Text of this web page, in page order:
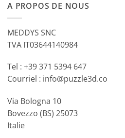
A PROPOS DE NOUS
MEDDYS SNC
TVA IT03644140984
Tel : +39 371 5394 647
Courriel : info@puzzle3d.co
Via Bologna 10
Bovezzo (BS) 25073
Italie